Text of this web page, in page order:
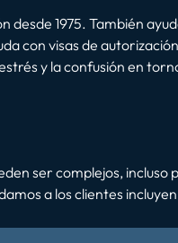
desde 1975. También
con visas de
y la confusión en
ser complejos, incluso
a los clientes